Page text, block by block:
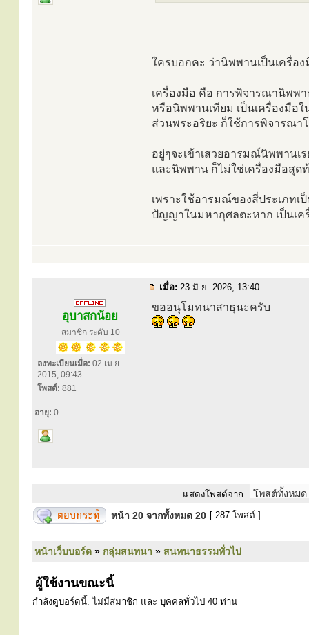
ใครบอกคะ ว่านิพพานเป็นเครื่อ
เครื่องมือ คือ การพิจารณานิพพ
หรือนิพพานเทียม เป็นเครื่องมือ
ส่วนพระอริยะ ก็ใช้การพิจารณา
อยู่ๆจะเข้าเสวยอารมณ์นิพพานเ
และนิพพาน ก็ไม่ใช่เครื่องมือสุด
เพราะใช้อารมณ์ของสี่ประเภท
ปัญญาในมหากุศลตะหาก เป็นเค
เมื่อ: 23 มิ.ย. 2026, 13:40
อุบาสกน้อย
สมาชิก ระดับ 10
ลงทะเบียนเมื่อ: 02 เม.ย.
2015, 09:43
โพสต์: 881
อายุ: 0
ขออนุโมทนาสาธุนะครับ
แสดงโพสต์จาก:
หน้า 20 จากทั้งหมด 20 [ 287 โพสต์ ]
หน้าเว็บบอร์ด » กลุ่มสนทนา » สนทนาธรรมทั่วไป
ผู้ใช้งานขณะนี้
กำลังดูบอร์ดนี้: ไม่มีสมาชิก และ บุคคลทั่วไป 40 ท่าน